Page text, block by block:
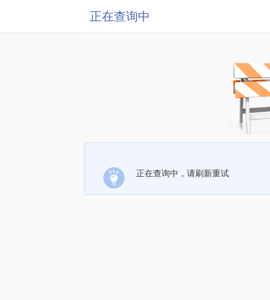
正在查询中
正在查询中，请刷新重试